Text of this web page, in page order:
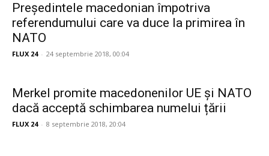
Președintele macedonian împotriva
referendumului care va duce la primirea în
NATO
FLUX 24 - 24 septembrie 2018, 00:04
Merkel promite macedonenilor UE și NATO
dacă acceptă schimbarea numelui țării
FLUX 24 - 8 septembrie 2018, 20:04